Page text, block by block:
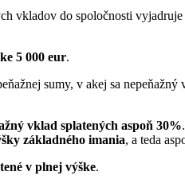
vkladov do spoločnosti
5 000 eur.
sumy, v akej sa nepeňažný
vklad splatených aspoň 30%
základného imania, a teda
v plnej výške.